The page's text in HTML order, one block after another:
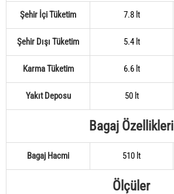
Şehir İçi Tüketim 7.8 lt
Şehir Dışı Tüketim 5.4 lt
Karma Tüketim 6.6 lt
Yakıt Deposu 50 lt
Bagaj Özellikleri
Bagaj Hacmi 510 lt
Ölçüler